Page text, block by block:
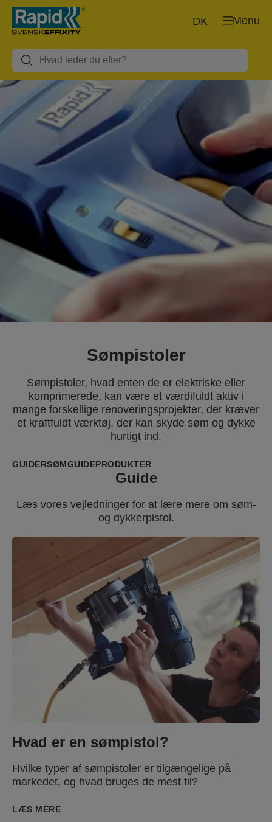
Menu
DK
Sømpistoler
Sømpistoler, hvad enten de er elektriske eller
komprimerede, kan være et værdifuldt aktiv i
mange forskellige renoveringsprojekter, der kræver
et kraftfuldt værktøj, der kan skyde søm og dykke
hurtigt ind.
GUIDERSØMGUIDEPRODUKTER
Guide
Læs vores vejledninger for at lære mere om søm-
og dykkerpistol.
Hvad er en sømpistol?
Hvilke typer af sømpistoler er tilgængelige på
markedet, og hvad bruges de mest til?
LÆS MERE